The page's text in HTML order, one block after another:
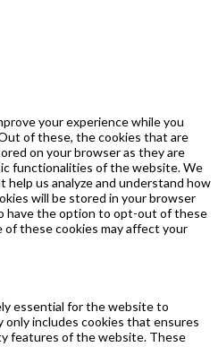
your experience while you
of these, the cookies that are
on your browser as they are
functionalities of the website. We
us analyze and understand how
will be stored in your browser
have the option to opt-out of these
these cookies may affect your
essential for the website to
includes cookies that ensures
features of the website. These